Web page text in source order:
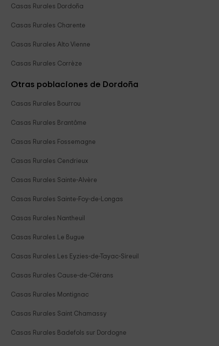
Casas Rurales Dordoña
Casas Rurales Charente
Casas Rurales Alto Vienne
Casas Rurales Corrèze
Otras poblaciones de Dordoña
Casas Rurales Bourrou
Casas Rurales Brantôme
Casas Rurales Fossemagne
Casas Rurales Cendrieux
Casas Rurales Sainte-Alvère
Casas Rurales Sainte-Foy-de-Longas
Casas Rurales Nantheuil
Casas Rurales Le Bugue
Casas Rurales Les Eyzies-de-Tayac-Sireuil
Casas Rurales Cause-de-Clérans
Casas Rurales Montignac
Casas Rurales Saint Chamassy
Casas Rurales Badefols sur Dordogne